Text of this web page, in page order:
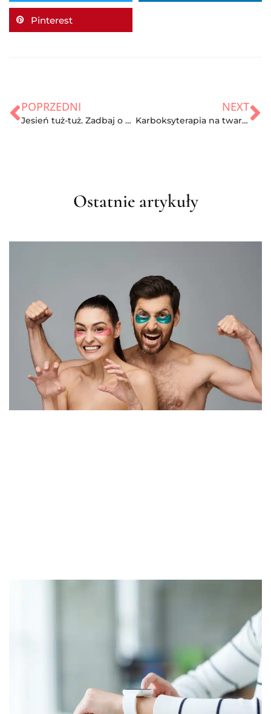
Pinterest
POPRZEDNI
Jesień tuż-tuż. Zadbaj o dietę bogatą w warzywa sezonowe i uchroń się przed jesienną chandrą
NEXT
Karboksyterapia na twarz i ciało – sprawdź jej zalety!
Ostatnie artykuły